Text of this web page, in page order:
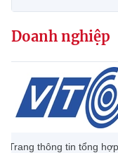
Doanh nghiệp
Trang thông tin tổng